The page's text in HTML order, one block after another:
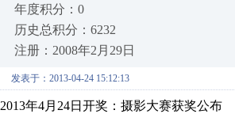
年度积分：0
历史总积分：6232
注册：2008年2月29日
发表于：2013-04-24 15:12:13
2013年4月24日开奖：摄影大赛获奖公布